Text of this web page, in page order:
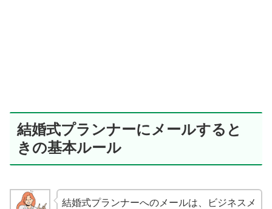
結婚式プランナーにメールすると
きの基本ルール
結婚式プランナーへのメールは、ビジネスメ